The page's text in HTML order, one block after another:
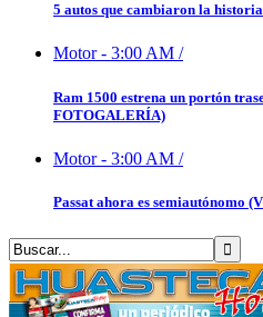
5 autos que cambiaron la historia
Motor- 3:00 AM /
Ram 1500 estrena un portón
FOTOGALERÍA)
Motor- 3:00 AM /
Passat ahora es semiautónomo